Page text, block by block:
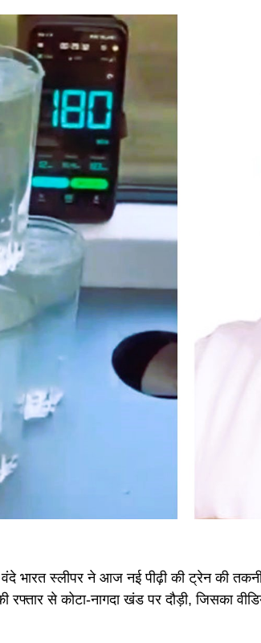
वंदे भारत स्लीपर ने आज नई पीढ़ी की ट्रेन की
रफ्तार से कोटा-नागदा खंड पर दौड़ी, जिसका